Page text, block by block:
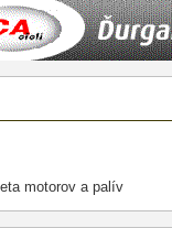
motorov a palív